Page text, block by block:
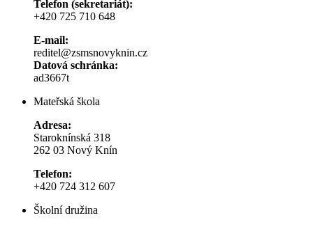
Telefon (sekretariát):
+420 725 710 648
E-mail:
reditel@zsmsnovyknin.cz
Datová schránka:
ad3667t
Mateřská škola
Adresa:
Staroknínská 318
262 03 Nový Knín
Telefon:
+420 724 312 607
Školní družina